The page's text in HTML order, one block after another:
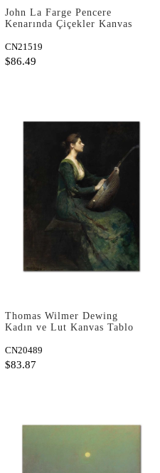
John La Farge Pencere
Kenarında Çiçekler Kanvas
CN21519
$86.49
Thomas Wilmer Dewing
Kadın ve Lut Kanvas Tablo
CN20489
$83.87